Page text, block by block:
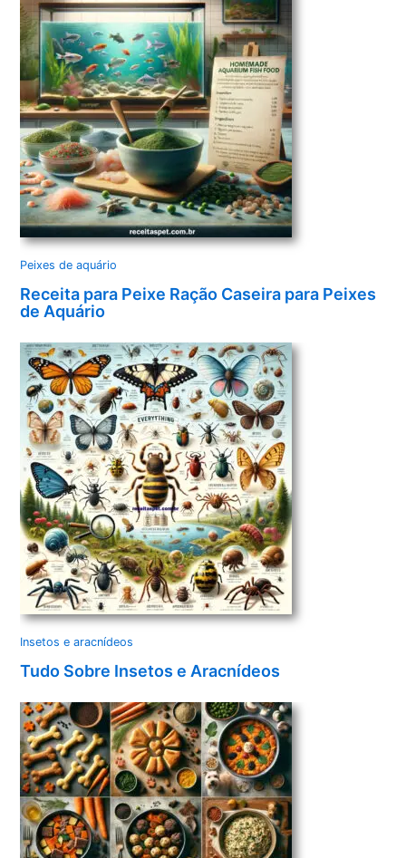
Peixes de aquário
Receita para Peixe Ração Caseira para Peixes
de Aquário
Insetos e aracnídeos
Tudo Sobre Insetos e Aracnídeos